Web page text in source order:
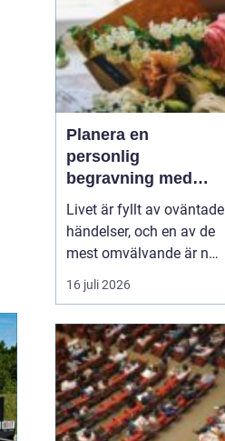
Planera en
personlig
begravning med
hjälp av en
begravningsbyrå
Livet är fyllt av oväntade
händelser, och en av de
mest omvälvande är när
någon nära oss går bort.
Det kan vara en
logistisk utmaning att
hantera. Här kommer en
begravning...
16 juli 2026